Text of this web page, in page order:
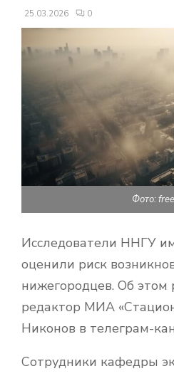
Е
М
Н
25.03.2026 0
Фото:
Исследователи ННГУ
оценили риск
нижегородцев. Об этом
редактор МИА
Никонов в телеграм-
Сотрудники кафедры